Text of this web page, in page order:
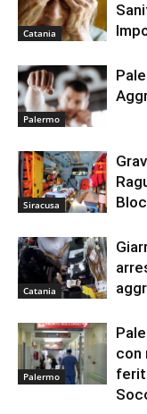
Catania
Palermo
Siracusa
Catania
Palermo
con